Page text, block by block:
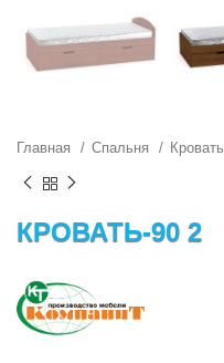
Главная Спальня Кровать
КРОВАТЬ-90 2